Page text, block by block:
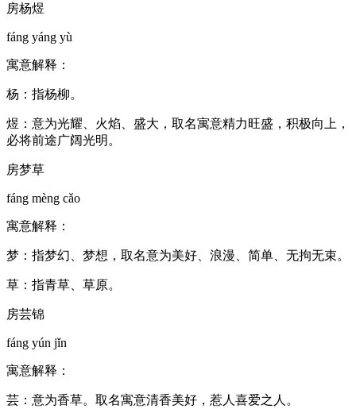
房杨煜
fáng yáng yù
寓意解释：
杨：指杨柳。
煜：意为光耀、火焰、盛大，取名寓意精力旺盛，积极向上，
必将前途广阔光明。
房梦草
fáng mèng cǎo
寓意解释：
梦：指梦幻、梦想，取名意为美好、浪漫、简单、无拘无束。
草：指青草、草原。
房芸锦
fáng yún jǐn
寓意解释：
芸：意为香草。取名寓意清香美好，惹人喜爱之人。